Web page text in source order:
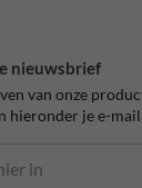
nieuwsbrief
van onze
hieronder je e-